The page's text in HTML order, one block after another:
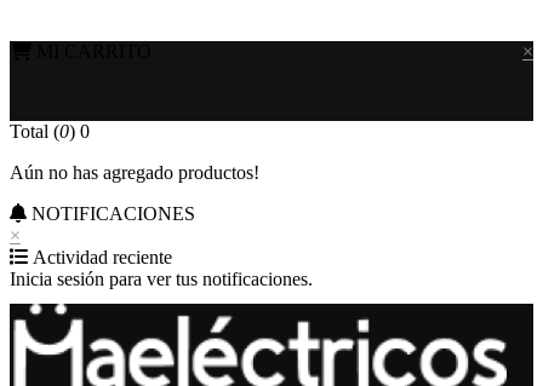
×
Total (0) 0
Aún no has agregado productos!
NOTIFICACIONES
×
Actividad reciente
Inicia sesión para ver tus notificaciones.